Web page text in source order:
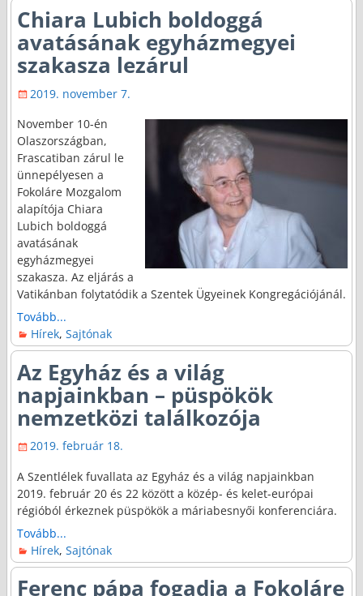
Chiara Lubich boldoggá
avatásának egyházmegyei
szakasza lezárul
2019. november 7.
November 10-én
Olaszországban,
Frascatiban zárul le
ünnepélyesen a
Fokoláre Mozgalom
alapítója Chiara
Lubich boldoggá
avatásának
egyházmegyei
szakasza. Az eljárás a
Vatikánban folytatódik a Szentek Ügyeinek Kongregációjánál.
Tovább...
Hírek,Sajtónak
Az Egyház és a világ
napjainkban – püspökök
nemzetközi találkozója
2019. február 18.
A Szentlélek fuvallata az Egyház és a világ napjainkban
2019. február 20 és 22 között a közép- és kelet-európai
régióból érkeznek püspökök a máriabesnyői konferenciára.
Tovább...
Hírek,Sajtónak
Ferenc pápa fogadja a Fokoláre